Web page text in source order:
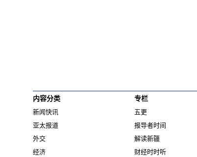
内容分类
新闻快讯
亚太报道
外交
经济
专栏
五更
报导者时间
解读新疆
财经时时听